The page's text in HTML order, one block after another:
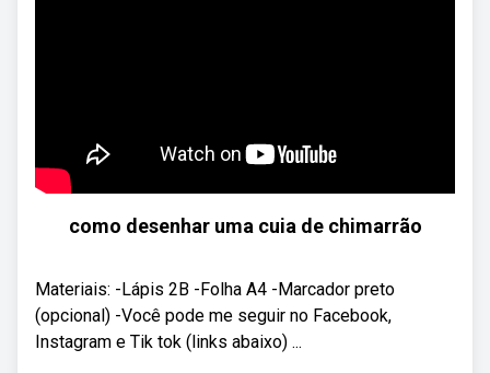
como desenhar uma cuia de chimarrão
Materiais: -Lápis 2B -Folha A4 -Marcador preto
(opcional) -Você pode me seguir no Facebook,
Instagram e Tik tok (links abaixo) ...